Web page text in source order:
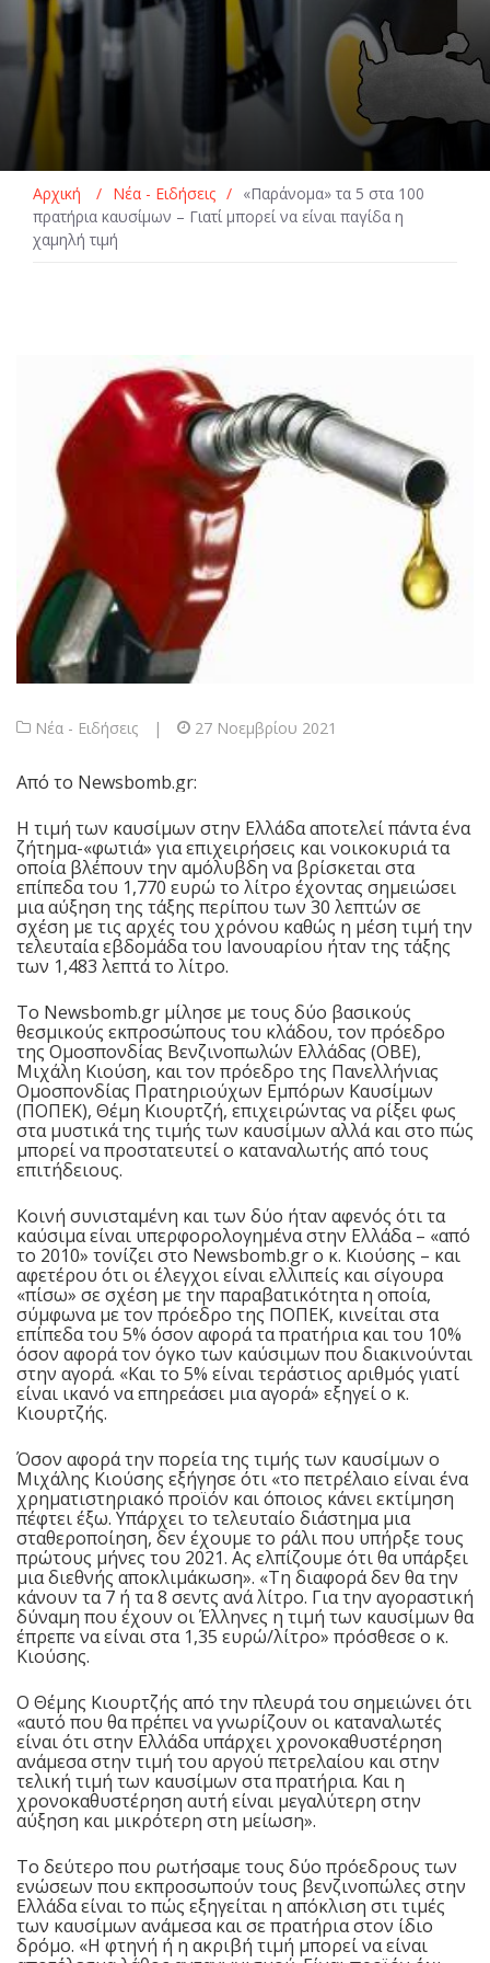
Αρχική / Νέα - Ειδήσεις / «Παράνομα» τα 5 στα 100
πρατήρια καυσίμων – Γιατί μπορεί να είναι παγίδα η
χαμηλή τιμή
Νέα - Ειδήσεις | 27 Νοεμβρίου 2021
Aπό το Newsbomb.gr:
Η τιμή των καυσίμων στην Ελλάδα αποτελεί πάντα ένα
ζήτημα-«φωτιά» για επιχειρήσεις και νοικοκυριά τα
οποία βλέπουν την αμόλυβδη να βρίσκεται στα
επίπεδα του 1,770 ευρώ το λίτρο έχοντας σημειώσει
μια αύξηση της τάξης περίπου των 30 λεπτών σε
σχέση με τις αρχές του χρόνου καθώς η μέση τιμή την
τελευταία εβδομάδα του Ιανουαρίου ήταν της τάξης
των 1,483 λεπτά το λίτρο.
Το Newsbomb.gr μίλησε με τους δύο βασικούς
θεσμικούς εκπροσώπους του κλάδου, τον πρόεδρο
της Ομοσπονδίας Βενζινοπωλών Ελλάδας (ΟΒΕ),
Μιχάλη Κιούση, και τον πρόεδρο της Πανελλήνιας
Ομοσπονδίας Πρατηριούχων Εμπόρων Καυσίμων
(ΠΟΠΕΚ), Θέμη Κιουρτζή, επιχειρώντας να ρίξει φως
στα μυστικά της τιμής των καυσίμων αλλά και στο πώς
μπορεί να προστατευτεί ο καταναλωτής από τους
επιτήδειους.
Κοινή συνισταμένη και των δύο ήταν αφενός ότι τα
καύσιμα είναι υπερφορολογημένα στην Ελλάδα – «από
το 2010» τονίζει στο Newsbomb.gr ο κ. Κιούσης – και
αφετέρου ότι οι έλεγχοι είναι ελλιπείς και σίγουρα
«πίσω» σε σχέση με την παραβατικότητα η οποία,
σύμφωνα με τον πρόεδρο της ΠΟΠΕΚ, κινείται στα
επίπεδα του 5% όσον αφορά τα πρατήρια και του 10%
όσον αφορά τον όγκο των καύσιμων που διακινούνται
στην αγορά. «Και το 5% είναι τεράστιος αριθμός γιατί
είναι ικανό να επηρεάσει μια αγορά» εξηγεί ο κ.
Κιουρτζής.
Όσον αφορά την πορεία της τιμής των καυσίμων ο
Μιχάλης Κιούσης εξήγησε ότι «το πετρέλαιο είναι ένα
χρηματιστηριακό προϊόν και όποιος κάνει εκτίμηση
πέφτει έξω. Υπάρχει το τελευταίο διάστημα μια
σταθεροποίηση, δεν έχουμε το ράλι που υπήρξε τους
πρώτους μήνες του 2021. Ας ελπίζουμε ότι θα υπάρξει
μια διεθνής αποκλιμάκωση». «Τη διαφορά δεν θα την
κάνουν τα 7 ή τα 8 σεντς ανά λίτρο. Για την αγοραστική
δύναμη που έχουν οι Έλληνες η τιμή των καυσίμων θα
έπρεπε να είναι στα 1,35 ευρώ/λίτρο» πρόσθεσε ο κ.
Κιούσης.
Ο Θέμης Κιουρτζής από την πλευρά του σημειώνει ότι
«αυτό που θα πρέπει να γνωρίζουν οι καταναλωτές
είναι ότι στην Ελλάδα υπάρχει χρονοκαθυστέρηση
ανάμεσα στην τιμή του αργού πετρελαίου και στην
τελική τιμή των καυσίμων στα πρατήρια. Και η
χρονοκαθυστέρηση αυτή είναι μεγαλύτερη στην
αύξηση και μικρότερη στη μείωση».
Το δεύτερο που ρωτήσαμε τους δύο πρόεδρους των
ενώσεων που εκπροσωπούν τους βενζινοπώλες στην
Ελλάδα είναι το πώς εξηγείται η απόκλιση στι τιμές
των καυσίμων ανάμεσα και σε πρατήρια στον ίδιο
δρόμο. «Η φτηνή ή η ακριβή τιμή μπορεί να είναι